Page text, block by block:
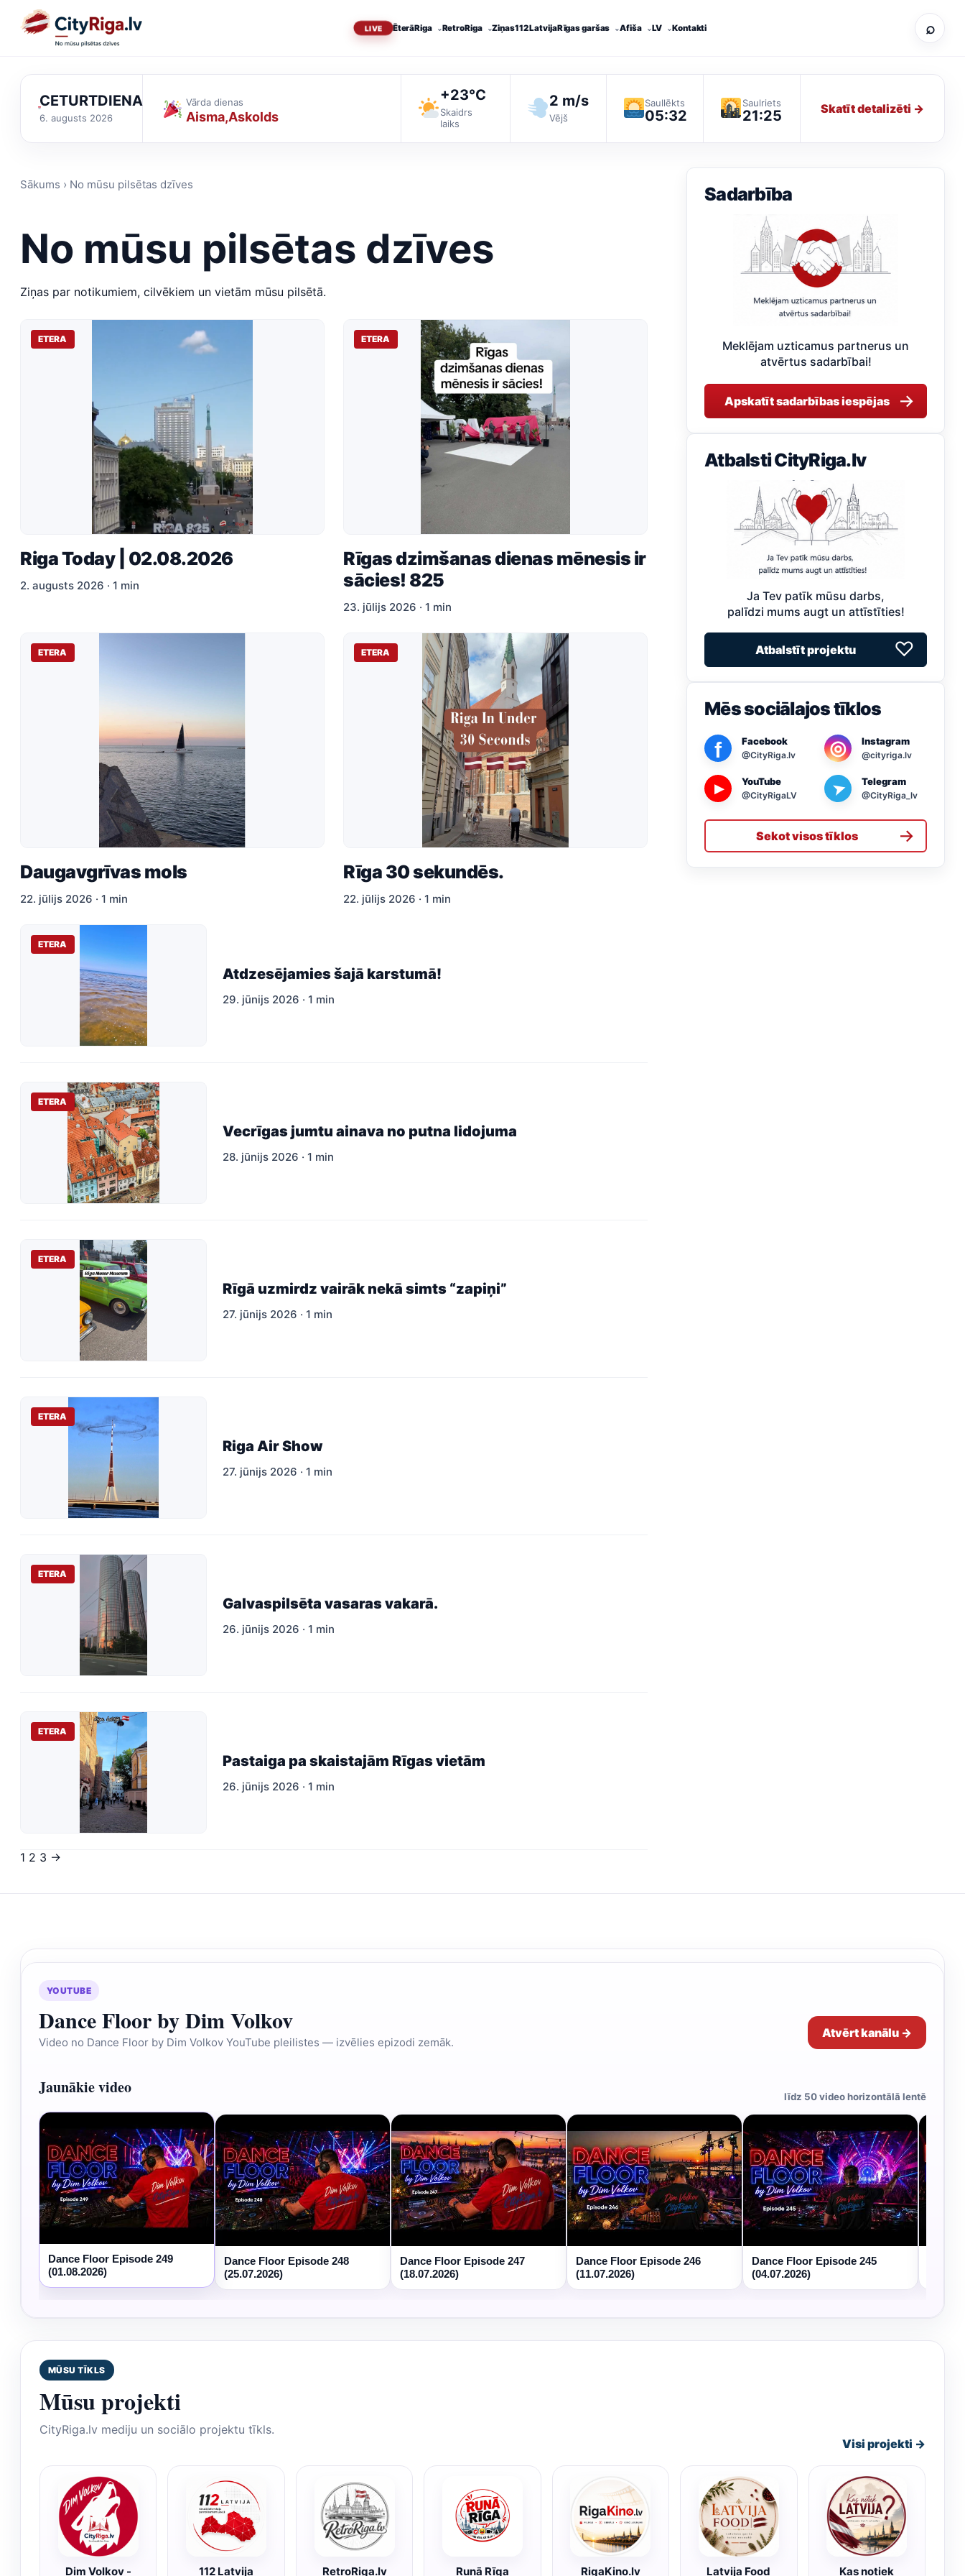
ĒterāRiga RetroRiga Ziņas112 LatvijaRīgas garšas Afiša LV Kontakti ⌕
CETURTDIENA
6. augusts 2026
Vārda dienas
Aisma Askolds
+23°C
Skaidrs
laiks
2 m/s
Vējš
Saullēkts
05:32
Saulriets
21:25 Skatīt detalizēti →
Sākums › No mūsu pilsētas dzīves
No mūsu pilsētas dzīves
Ziņas par notikumiem, cilvēkiem un vietām mūsu pilsētā.
ETERA
Riga Today | 02.08.2026
2. augusts 2026 · 1 min
ETERA
Rīgas dzimšanas dienas mēnesis ir
sācies! 825
23. jūlijs 2026 · 1 min
ETERA
Daugavgrīvas mols
22. jūlijs 2026 · 1 min
ETERA
Rīga 30 sekundēs.
22. jūlijs 2026 · 1 min
ETERA
Atdzesējamies šajā karstumā!
29. jūnijs 2026 · 1 min
ETERA
Vecrīgas jumtu ainava no putna lidojuma
28. jūnijs 2026 · 1 min
ETERA
Rīgā uzmirdz vairāk nekā simts “zapiņi”
27. jūnijs 2026 · 1 min
ETERA
Riga Air Show
27. jūnijs 2026 · 1 min
ETERA
Galvaspilsēta vasaras vakarā.
26. jūnijs 2026 · 1 min
ETERA
Pastaiga pa skaistajām Rīgas vietām
26. jūnijs 2026 · 1 min
Ziņu
1 2 3 →
Sadarbība
Meklējam uzticamus partnerus un
atvērtus sadarbībai!
Apskatīt sadarbības iespējas →
Atbalsti CityRiga.lv
Ja Tev patīk mūsu darbs,
palīdzi mums augt un attīstīties!
Atbalstīt projektu ♡
Mēs sociālajos tīklos
f Facebook
@CityRiga.lv ◎ Instagram
@cityriga.lv
▶
YouTube
@CityRigaLV ➤ Telegram
@CityRiga_lv
Sekot visos tīklos →
YOUTUBE
Dance Floor by Dim Volkov
Video no Dance Floor by Dim Volkov YouTube pleilistes — izvēlies epizodi zemāk.
Atvērt kanālu →
Jaunākie video līdz 50 video horizontālā lentē
Dance Floor Episode 249
(01.08.2026)
Dance Floor Episode 248
(25.07.2026)
Dance Floor Episode 247
(18.07.2026)
Dance Floor Episode 246
(11.07.2026)
Dance Floor Episode 245
(04.07.2026)
MŪSU TĪKLS
Mūsu projekti
CityRiga.lv mediju un sociālo projektu tīkls.
Visi projekti →
Dim Volkov - 112 Latvija RetroRiga.lv Runā Rīga RigaKino.lv Latvija Food Kas notiek